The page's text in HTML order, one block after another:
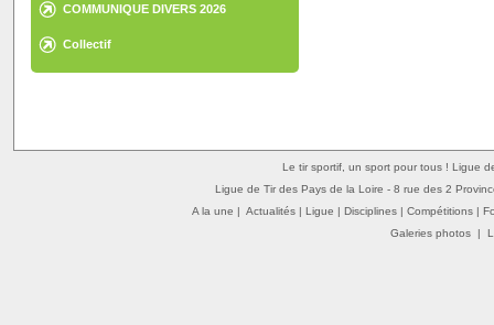
COMMUNIQUE DIVERS 2026
Collectif
Le tir sportif, un sport pour tous ! Ligue
Ligue de Tir des Pays de la Loire - 8 rue des 2
A la une | Actualités | Ligue | Disciplines | Compétitions |
Galeries photos|